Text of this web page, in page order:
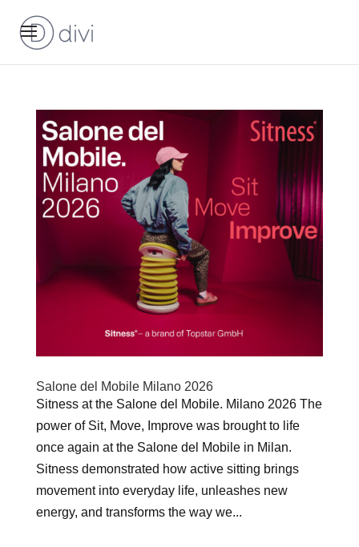
Salone del Mobile Milano 2026
Sitness at the Salone del Mobile. Milano 2026 The
power of Sit, Move, Improve was brought to life
once again at the Salone del Mobile in Milan.
Sitness demonstrated how active sitting brings
movement into everyday life, unleashes new
energy, and transforms the way we...